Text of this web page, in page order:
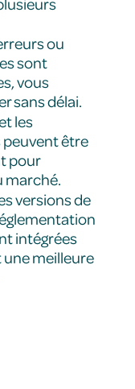
ou
sont
vous
sans délai.
les
être
pour
marché.
versions de
intégrées
meilleure